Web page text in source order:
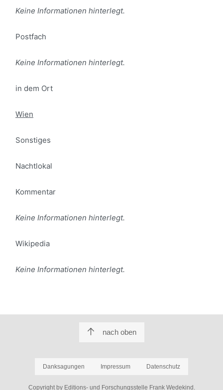
Keine Informationen hinterlegt.
Postfach
Keine Informationen hinterlegt.
in dem Ort
Wien
Sonstiges
Nachtlokal
Kommentar
Keine Informationen hinterlegt.
Wikipedia
Keine Informationen hinterlegt.
nach oben
Danksagungen Impressum Datenschutz
Copyright by Editions- und Forschungsstelle Frank Wedekind.